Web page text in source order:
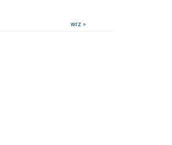
wrz »